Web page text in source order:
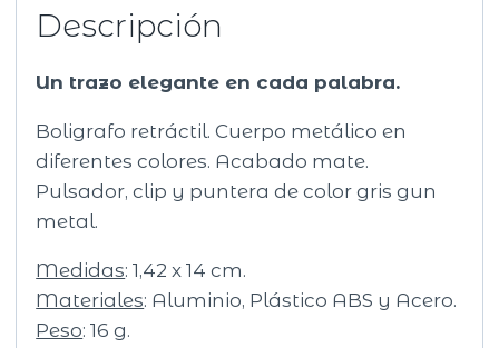
Descripción
Un trazo elegante en cada palabra.
Boligrafo retráctil. Cuerpo metálico en
diferentes colores. Acabado mate.
Pulsador, clip y puntera de color gris gun
metal.
Medidas: 1,42 x 14 cm.
Materiales: Aluminio, Plástico ABS y Acero.
Peso: 16 g.